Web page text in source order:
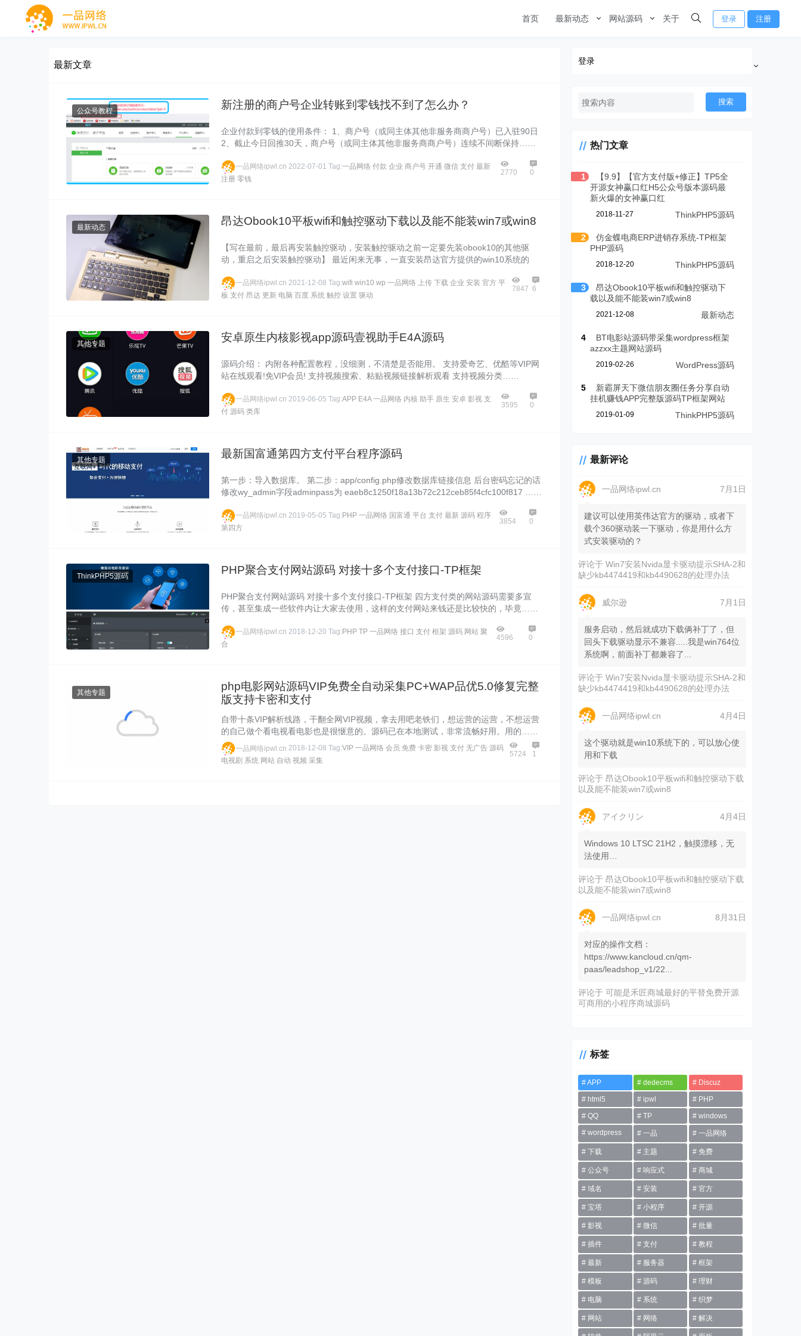
首页 最新动态 网站源码 关于 登录 注册
最新文章
公众号教程 新注册的商户号企业转账到零钱找不到了怎么办？
企业付款到零钱的使用条件： 1、商户号（或同主体其他非服务商商户号）已入驻90日
2、截止今日回推30天，商户号（或同主体其他非服务商商户号）连续不间断保持……
一品网络ipwl.cn2022-07-01 Tag:一品网络 付款 企业 商户号 开通 微信 支付 最新
注册 零钱
2770 0
最新动态 昂达Obook10平板wifi和触控驱动下载以及能不能装win7或win8
【写在最前，最后再安装触控驱动，安装触控驱动之前一定要先装obook10的其他驱
动，重启之后安装触控驱动】 最近闲来无事，一直安装昂达官方提供的win10系统的
一品网络ipwl.cn2021-12-08 Tag:wifi win10 wp 一品网络 上传 下载 企业 安装 官方 平
板 支付 昂达 更新 电脑 百度 系统 触控 设置 驱动
7847 6
其他专题 安卓原生内核影视app源码壹视助手E4A源码
源码介绍： 内附各种配置教程，没细测，不清楚是否能用。 支持爱奇艺、优酷等VIP网
站在线观看!免VIP会员! 支持视频搜索、粘贴视频链接解析观看 支持视频分类……
一品网络ipwl.cn2019-06-05 Tag:APP E4A 一品网络 内核 助手 原生 安卓 影视 支
付 源码 类库
3595 0
其他专题 最新国富通第四方支付平台程序源码
第一步：导入数据库。 第二步：app/config.php修改数据库链接信息 后台密码忘记的话
修改wy_admin字段adminpass为 eaeb8c1250f18a13b72c212ceb85f4cfc100f817 ……
一品网络ipwl.cn2019-05-05 Tag: PHP 一品网络 国富通 平台 支付 最新 源码 程序
第四方
3854 0
ThinkPHP5源码 PHP聚合支付网站源码 对接十多个支付接口-TP框架
PHP聚合支付网站源码 对接十多个支付接口-TP框架 四方支付类的网站源码需要多宣
传，甚至集成一些软件内让大家去使用，这样的支付网站来钱还是比较快的，毕竟……
一品网络ipwl.cn2018-12-20 Tag: PHP TP 一品网络 接口 支付 框架 源码 网站 聚
合
4596 0
其他专题
php电影网站源码VIP免费全自动采集PC+WAP品优5.0修复完整
版支持卡密和支付
自带十条VIP解析线路，干翻全网VIP视频，拿去用吧老铁们，想运营的运营，不想运营
的自己做个看电视看电影也是很惬意的。源码已在本地测试，非常流畅好用。用的……
一品网络ipwl.cn2018-12-08 Tag:VIP 一品网络 会员 免费 卡密 影视 支付 无广告 源码
电视剧 系统 网站 自动 视频 采集
5724 1
登录
搜索
热门文章
1
【9.9】【官方支付版+修正】TP5全
开源女神赢口红H5公众号版本源码最
新火爆的女神赢口红
2018-11-27 ThinkPHP5源码
2
仿金蝶电商ERP进销存系统-TP框架
PHP源码
2018-12-20 ThinkPHP5源码
3
昂达Obook10平板wifi和触控驱动下
载以及能不能装win7或win8
2021-12-08 最新动态
4
BT电影站源码带采集wordpress框架
azzxx主题网站源码
2019-02-26 WordPress源码
5
新霸屏天下微信朋友圈任务分享自动
挂机赚钱APP完整版源码TP框架网站
2019-01-09 ThinkPHP5源码
最新评论
一品网络ipwl.cn 7月1日
建议可以使用英伟达官方的驱动，或者下
载个360驱动装一下驱动，你是用什么方
式安装驱动的？
评论于Win7安装Nvida显卡驱动提示SHA-2和
缺少kb4474419和kb4490628的处理办法
威尔逊 7月1日
服务启动，然后就成功下载俩补丁了，但
回头下载驱动显示不兼容.....我是win764位
系统啊，前面补丁都兼容了...
评论于Win7安装Nvida显卡驱动提示SHA-2和
缺少kb4474419和kb4490628的处理办法
一品网络ipwl.cn 4月4日
这个驱动就是win10系统下的，可以放心使
用和下载
评论于昂达Obook10平板wifi和触控驱动下载
以及能不能装win7或win8
アイクリン 4月4日
Windows 10 LTSC 21H2，触摸漂移，无
法使用…
评论于昂达Obook10平板wifi和触控驱动下载
以及能不能装win7或win8
一品网络ipwl.cn 8月31日
对应的操作文档：
https://www.kancloud.cn/qm-
paas/leadshop_v1/22...
评论于可能是禾匠商城最好的平替免费开源
可商用的小程序商城源码
标签
APP dedecms
Discuz
html5
ipwl
PHP
QQ
TP
windows
wordpress
一品 一品网络
下载 主题 免费
公众号 响应式 商城
域名 安装 官方
宝塔 小程序 开源
影视 微信 批量
插件 支付 教程
最新 服务器 框架
模板 源码 理财
电脑 系统 织梦
网站 网络 解决